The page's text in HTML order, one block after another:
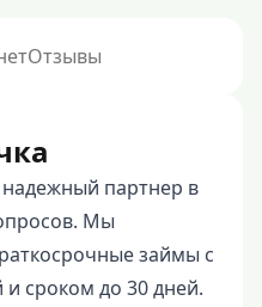
Отзывы
партнер в
Мы
займы с
сроком до 30 дней.